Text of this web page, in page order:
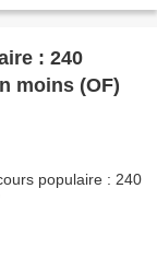
: 240
moins (OF)